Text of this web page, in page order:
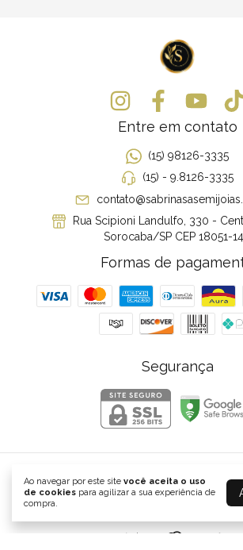
Ao navegar por este site você aceita o uso
de cookies para agilizar a sua experiência de
compra.
Entre em contato
(15) 98126-3335
(15) - 9.8126-3335
Rua Scipioni Landulfo, 330 -
Sorocaba/SP CEP 18051-
Formas de
Segurança
⠀
©2026. Sabrina Sá semijoias -